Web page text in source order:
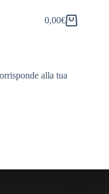
Carrello
0,00€
alla tua